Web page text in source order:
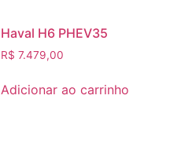
Haval H6 PHEV35
R$ 7.479,00
Adicionar ao carrinho